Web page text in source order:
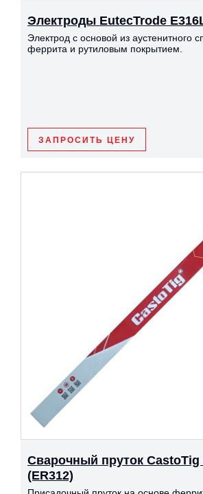
Электроды EutecTrode
Электрод с основой из аустенитного
феррита и рутиловым покрытием.
ЗАПРОСИТЬ ЦЕНУ
Сварочный пруток CastoTig
(ER312)